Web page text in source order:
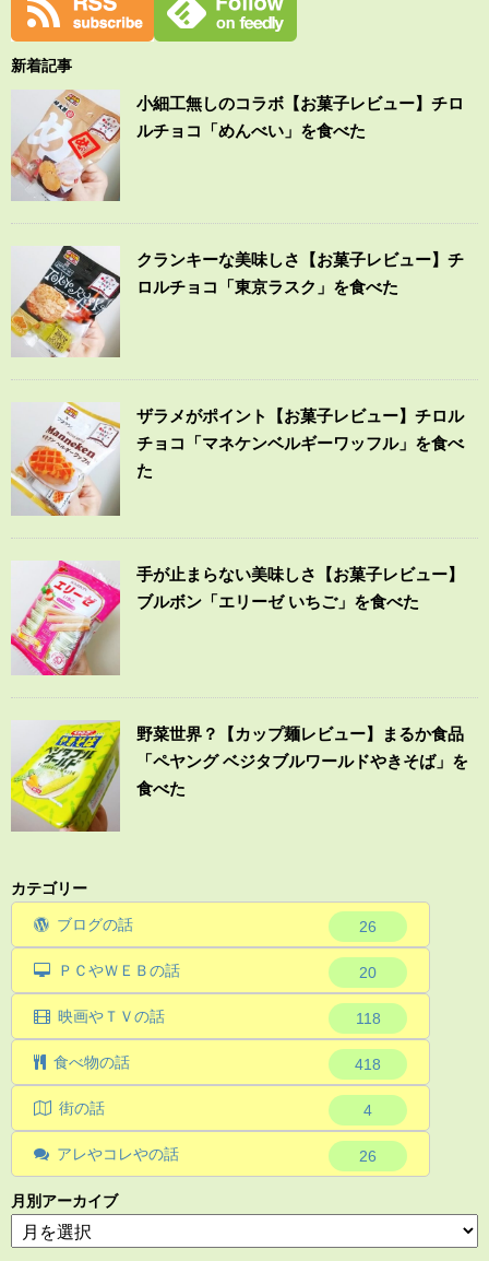
新着記事
小細工無しのコラボ【お菓子レビュー】チロ
ルチョコ「めんべい」を食べた
クランキーな美味しさ【お菓子レビュー】チ
ロルチョコ「東京ラスク」を食べた
ザラメがポイント【お菓子レビュー】チロル
チョコ「マネケンベルギーワッフル」を食べ
た
手が止まらない美味しさ【お菓子レビュー】
ブルボン「エリーゼ いちご」を食べた
野菜世界？【カップ麺レビュー】まるか食品
「ペヤング ベジタブルワールドやきそば」を
食べた
カテゴリー
ブログの話 26
ＰＣやＷＥＢの話 20
映画やＴＶの話 118
食べ物の話 418
街の話 4
アレやコレやの話 26
月別アーカイブ